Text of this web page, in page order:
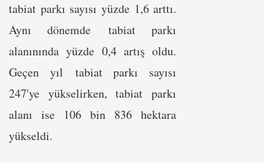
tabiat parkı sayısı yüzde 1,6 arttı.
Aynı dönemde tabiat parkı
alanınında yüzde 0,4 artış oldu.
Geçen yıl tabiat parkı sayısı
247'ye yükselirken, tabiat parkı
alanı ise 106 bin 836 hektara
yükseldi.